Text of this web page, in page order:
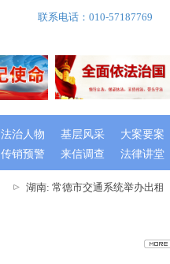
湖南: 常德市交通系统举办出租车
传销预警 来信调查 法律讲堂
联系电话：010-57187769
法治人物 基层风采 大案要案